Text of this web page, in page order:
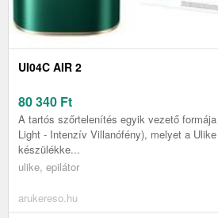
UI04C AIR 2
80 340 Ft
A tartós szőrtelenítés egyik vezető
Light - Intenzív Villanófény), melyet a
készülékke...
ulike, epilátor
arukereso.hu